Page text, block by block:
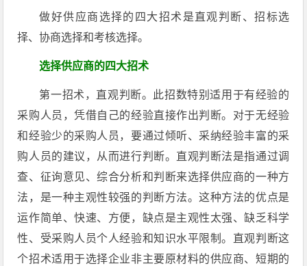
做好供应商选择的四大招术是直观判断、招标选
择、协商选择和考核选择。
选择供应商的四大招术
第一招术，直观判断。此招数特别适用于有经验的
采购人员，凭借自己的经验直接作出判断。对于无经验
和经验少的采购人员，要通过倾听、采纳经验丰富的采
购人员的建议，从而进行判断。直观判断法是指通过调
查、征询意见、综合分析和判断来选择供应商的一种方
法，是一种主观性较强的判断方法。这种方法的优点是
运作简单、快速、方便，缺点是主观性太强、缺乏科学
性、受采购人员个人经验和知识水平限制。直观判断这
个招术适用于选择企业非主要原材料的供应商、短期的